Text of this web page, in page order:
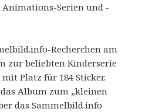
Serien und -
Recherchen am
zur beliebten Kinderserie
Platz für 184 Sticker.
Album zum „kleinen
das Sammelbild.info